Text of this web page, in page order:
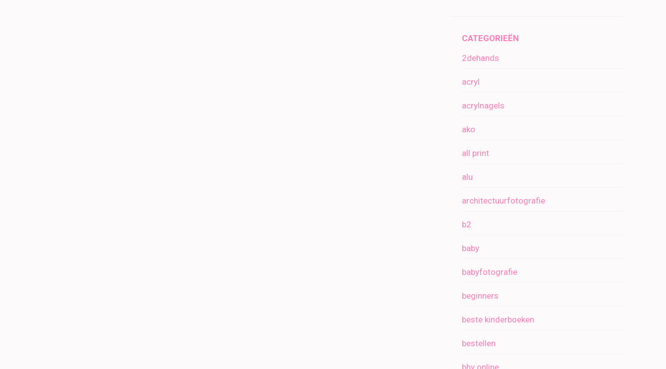
CATEGORIEËN
2dehands
acryl
acrylnagels
ako
all print
alu
architectuurfotografie
b2
baby
babyfotografie
beginners
beste kinderboeken
bestellen
bhv online